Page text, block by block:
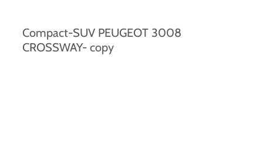
Compact-SUV PEUGEOT 3008
CROSSWAY- copy